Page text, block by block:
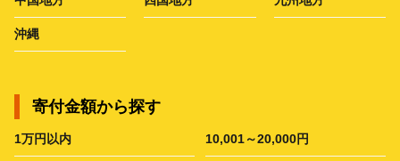
沖縄
寄付金額から探す
1万円以内 10,001～20,000円